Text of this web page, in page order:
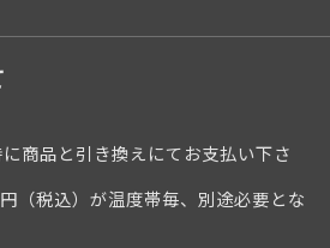
商品と引き換えにてお支払い下さ
税込）が温度帯毎、別途必要とな